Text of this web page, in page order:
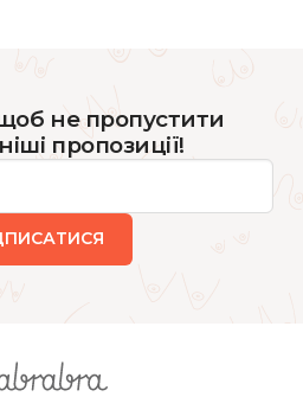
не пропустити
пропозиції!